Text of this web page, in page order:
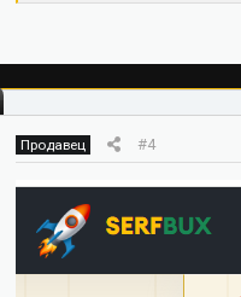
Продавец #4